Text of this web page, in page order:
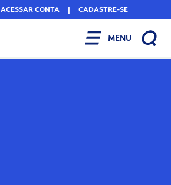
ACESSAR CONTA | CADASTRE-SE
MENU